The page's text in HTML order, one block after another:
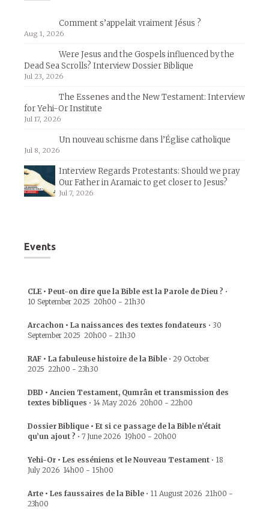
Comment s’appelait vraiment Jésus ?
Aug 1, 2026
Were Jesus and the Gospels influenced by the
Dead Sea Scrolls? Interview Dossier Biblique
Jul 23, 2026
The Essenes and the New Testament: Interview
for Yehi-Or Institute
Jul 17, 2026
Un nouveau schisme dans l’Église catholique
Jul 8, 2026
Interview Regards Protestants: Should we pray
Our Father in Aramaic to get closer to Jesus?
Jul 7, 2026
Events
CLE • Peut-on dire que la Bible est la Parole de Dieu ? •
10 September 2025 20h00 - 21h30
Arcachon • La naissances des textes fondateurs • 30
September 2025 20h00 - 21h30
RAF • La fabuleuse histoire de la Bible • 29 October
2025 22h00 - 23h30
DBD • Ancien Testament, Qumrân et transmission des
textes bibliques • 14 May 2026 20h00 - 22h00
Dossier Biblique • Et si ce passage de la Bible n’était
qu’un ajout ? • 7 June 2026 19h00 - 20h00
Yehi-Or • Les esséniens et le Nouveau Testament • 18
July 2026 14h00 - 15h00
Arte • Les faussaires de la Bible • 11 August 2026 21h00 -
23h00